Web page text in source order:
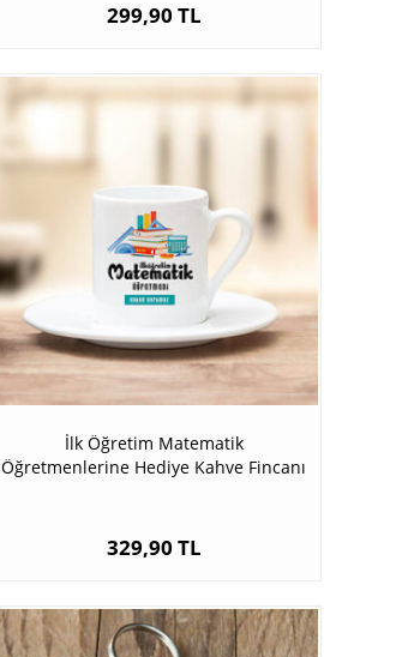
299,90 TL
İlk Öğretim Matematik
Öğretmenlerine Hediye Kahve Fincanı
329,90 TL